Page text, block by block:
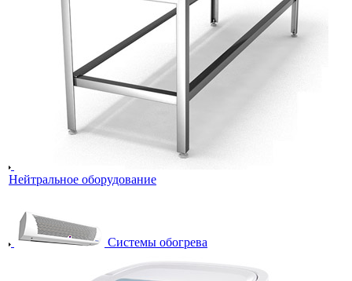
Нейтральное оборудование
Системы обогрева